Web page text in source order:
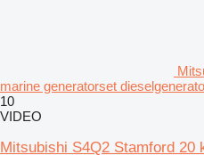
marine generatorset
10
VIDEO
Mitsubishi S4Q2 Stamford 20